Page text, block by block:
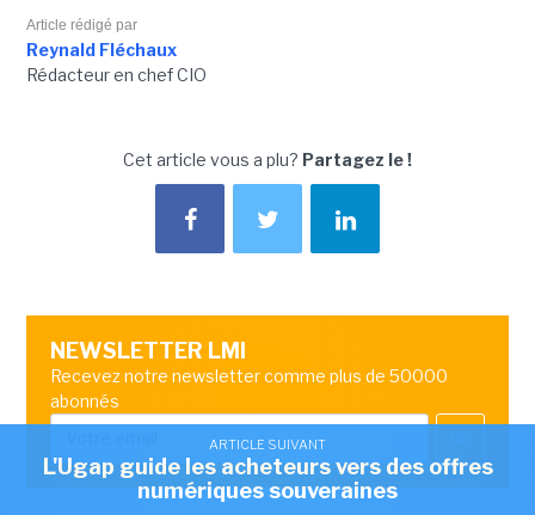
Article rédigé par
Reynald Fléchaux
Rédacteur en chef CIO
Cet article vous a plu? Partagez le !
NEWSLETTER LMI
Recevez notre newsletter comme plus de 50000
abonnés
ARTICLE SUIVANT
L'Ugap guide les acheteurs vers des offres
numériques souveraines